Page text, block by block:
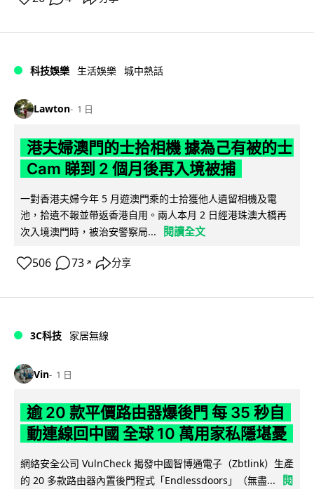
科技娛樂 生活娛樂 城中熱話
Lawton 1 日
港夫婦澳門的士拾相機 據為己有被的士
Cam 睇到 2 個月後再入境被捕
一對香港夫婦今年 5 月遊澳門乘的士拾獲他人遺留相機及電
池，拾遺不報並帶返香港自用。兩人本月 2 日經港珠澳大橋再
次入境澳門時，被治安警察局...
閱讀全文
506 73 ↗ 分享
3C科技 家居無線
Vin 1 日
逾 20 款平價路由器爆後門 每 35 秒自
動連線回中國 全球 10 萬用家私隱堪憂
網絡安全公司 VulnCheck 揭發中國智博通電子（Zbtlink）生產
的 20 多款路由器內置後門程式「Endlessdoors」（無盡...
閱